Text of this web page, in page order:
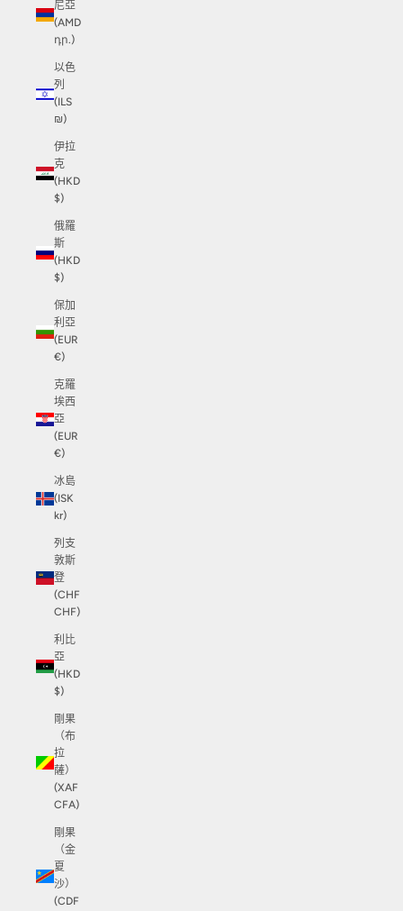
尼亞
(AMD
դր.)
以色
列
(ILS
₪)
伊拉
克
(HKD
$)
俄羅
斯
(HKD
$)
保加
利亞
(EUR
€)
克羅
埃西
亞
(EUR
€)
冰島
(ISK
kr)
列支
敦斯
登
(CHF
CHF)
利比
亞
(HKD
$)
剛果
（布
拉
薩）
(XAF
CFA)
剛果
（金
夏
沙）
(CDF